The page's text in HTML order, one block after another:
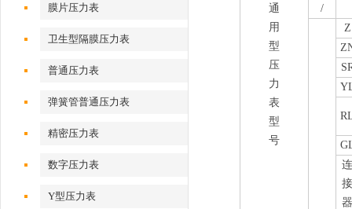
膜片压力表
卫生型隔膜压力表
普通压力表
弹簧管普通压力表
精密压力表
数字压力表
Y型压力表
通
用
型
压
力
表
型
号
/
Z
连
接
器